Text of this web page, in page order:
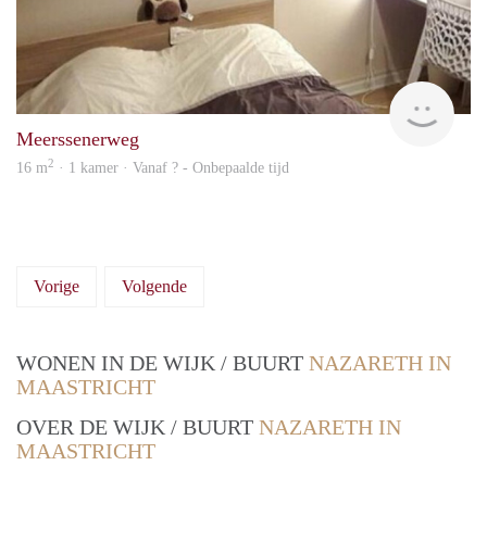
Meerssenerweg
16 m2 · 1 kamer · Vanaf ? - Onbepaalde tijd
Vorige Volgende
WONEN IN DE WIJK / BUURT NAZARETH IN
MAASTRICHT
OVER DE WIJK / BUURT NAZARETH IN
MAASTRICHT